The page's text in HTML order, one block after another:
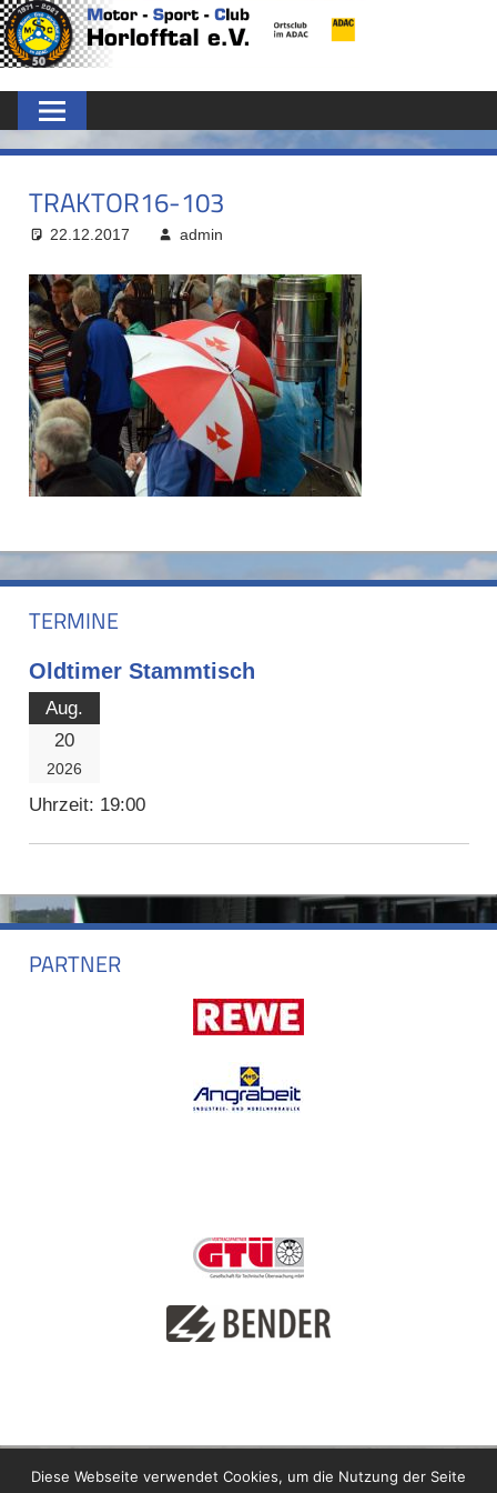
Zum
Inhalt
MSC
HORLOFFTAL
E.V.
TRAKTOR16-103
22.12.2017 admin
TERMINE
Oldtimer Stammtisch
Aug.
20
2026
Uhrzeit: 19:00
PARTNER
Diese Webseite verwendet Cookies, um die Nutzung der Seite